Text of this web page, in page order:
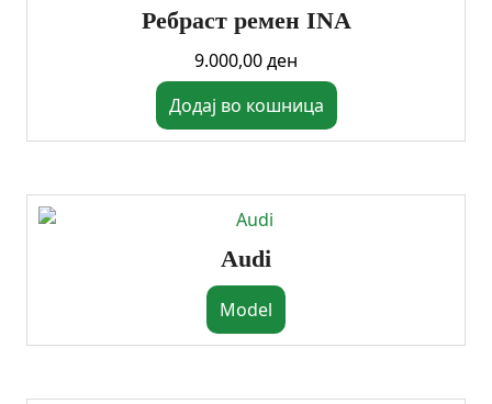
Ребраст ремен INA
9.000,00ден
Додај во кошница
Audi
Model